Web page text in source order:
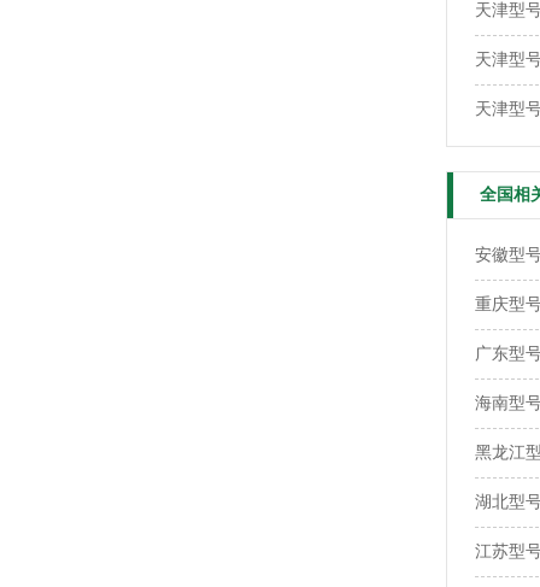
天津型
天津型
天津型
全国相
安徽型
重庆型
广东型
海南型
黑龙江
湖北型
江苏型